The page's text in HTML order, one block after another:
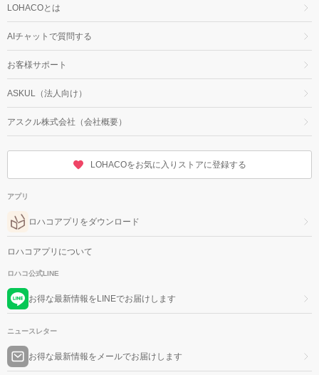
LOHACOとは
AIチャットで質問する
お客様サポート
ASKUL（法人向け）
アスクル株式会社（会社概要）
LOHACOをお気に入りストアに登録する
アプリ
ロハコアプリをダウンロード
ロハコアプリについて
ロハコ公式LINE
お得な最新情報をLINEでお届けします
ニュースレター
お得な最新情報をメールでお届けします